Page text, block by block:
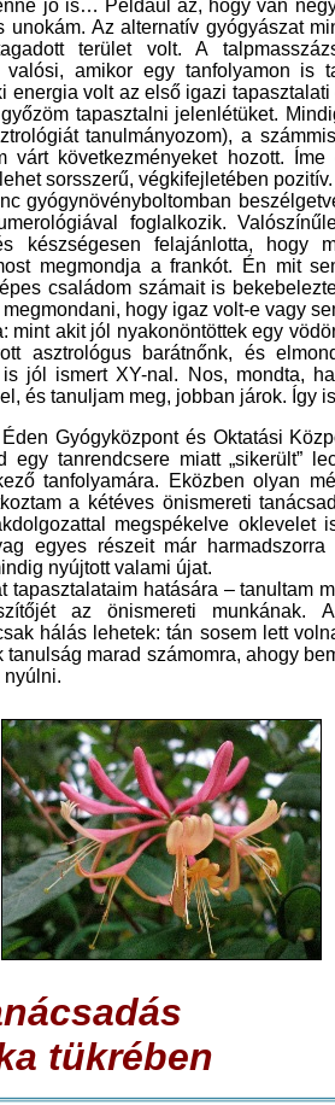
sorsszerű, végkifejletében pozitív.
gyógynövényboltomban
foglalkozik.
készségesen felajánlotta, hogy
megmondja a frankót. Én mit
családom számait is
hogy igaz volt-e vagy
mint akit jól nyakonöntöttek egy
asztrológus barátnőnk, és
jól ismert XY-nal. Nos, mondta,
és tanuljam meg, jobban járok. Így
Gyógyközpont és Oktatási
egy tanrendcsere miatt „sikerült”
tanfolyamára. Eközben olyan
a kétéves önismereti
megspékelve oklevelet
egyes részeit már
nyújtott valami újat.
tapasztalataim hatására – tanultam
az önismereti
hálás lehetek: tán sosem lett
marad számomra, ahogy
nyúlni.
tükrében